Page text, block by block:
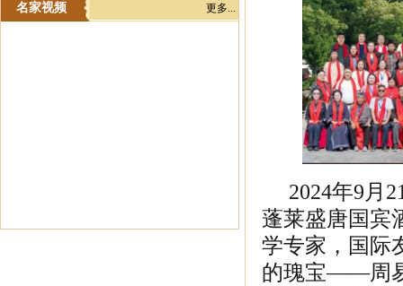
名家视频 更多...
2024年9月
蓬莱盛唐国宾
学专家，国际
的瑰宝——周